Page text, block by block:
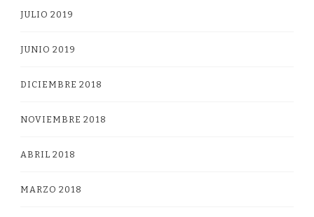
JULIO 2019
JUNIO 2019
DICIEMBRE 2018
NOVIEMBRE 2018
ABRIL 2018
MARZO 2018